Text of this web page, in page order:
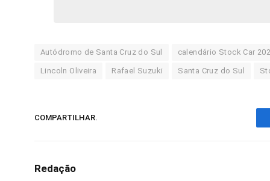
Autódromo de Santa Cruz do Sul calendário Stock Car
Lincoln Oliveira Rafael Suzuki Santa Cruz do Sul
COMPARTILHAR.
Redação